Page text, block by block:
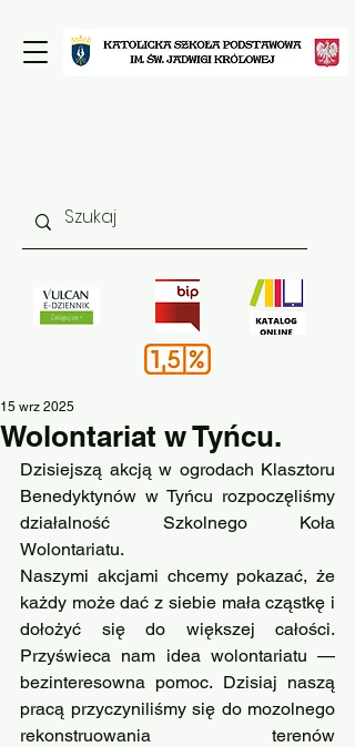
Wolontariat w Tyńcu.
15 wrz 2025
Dzisiejszą akcją w ogrodach Klasztoru
Benedyktynów w Tyńcu rozpoczęliśmy
działalność Szkolnego Koła
Wolontariatu.
Naszymi akcjami chcemy pokazać, że
każdy może dać z siebie mała cząstkę i
dołożyć się do większej całości.
Przyświeca nam idea wolontariatu —
bezinteresowna pomoc. Dzisiaj naszą
pracą przyczyniliśmy się do mozolnego
rekonstruowania terenów